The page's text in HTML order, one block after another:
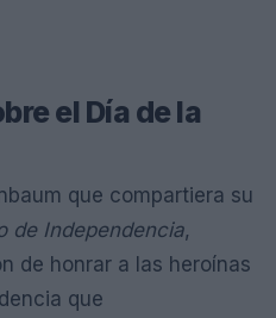
el Día de la
que compartiera su
de Independencia,
de honrar a las heroínas
que